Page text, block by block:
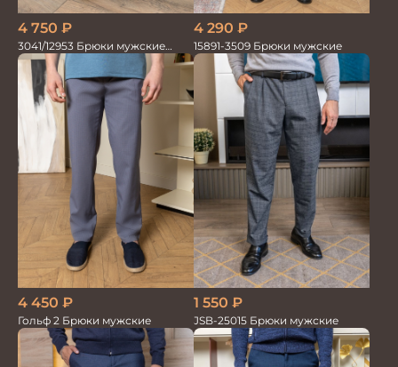
4 750 ₽
3041/12953 Брюки мужские
парламент
4 290 ₽
15891-3509 Брюки мужские
4 450 ₽
Гольф 2 Брюки мужские
1 550 ₽
JSB-25015 Брюки мужские